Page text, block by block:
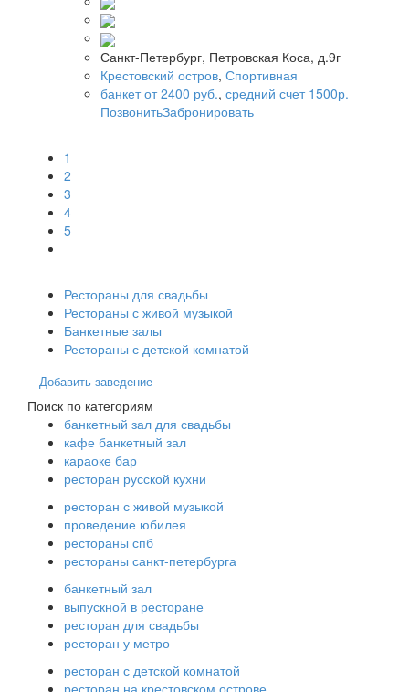
Санкт-Петербург, Петровская Коса, д.9г
Крестовский остров, Спортивная
банкет от 2400 руб., средний счет 1500р.
ПозвонитьЗабронировать
1
2
3
4
5
Рестораны для свадьбы
Рестораны с живой музыкой
Банкетные залы
Рестораны с детской комнатой
Добавить заведение
Поиск по категориям
банкетный зал для свадьбы
кафе банкетный зал
караоке бар
ресторан русской кухни
ресторан с живой музыкой
проведение юбилея
рестораны спб
рестораны санкт-петербурга
банкетный зал
выпускной в ресторане
ресторан для свадьбы
ресторан у метро
ресторан с детской комнатой
ресторан на крестовском острове